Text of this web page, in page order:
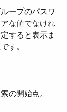
ープのパスワ
な値でなけれ
すると表示ま
す。
の開始点。